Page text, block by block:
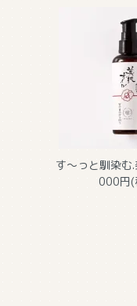
す～っと馴染む
000円(